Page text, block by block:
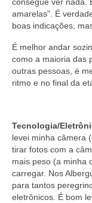
amarelas”. É
boas indicações,
É melhor andar
como a maioria das
outras pessoas, é
ritmo e no final da
Tecnologia/
levei minha câmera
tirar fotos com a
mais peso (a minha
carregar. Nos
para tantos
eletrônicos. É bom